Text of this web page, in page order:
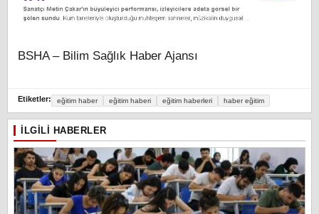
BSHA – Bilim Sağlık Haber Ajansı
Etiketler: eğitim haber eğitim haberi eğitim haberleri haber eğitim
İLGILI HABERLER